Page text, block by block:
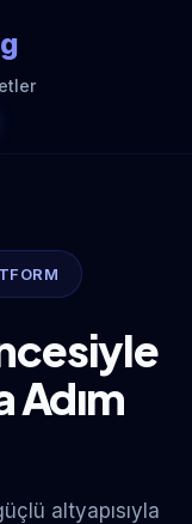
Adım
altyapısıyla